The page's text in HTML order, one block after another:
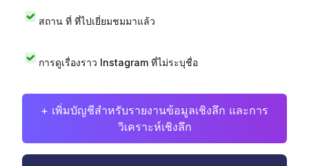
สถาน ที่ ที่ไปเยี่ยมชมมาแล้ว
การดูเรื่องราว Instagram ที่ไม่ระบุชื่อ
+ เพิ่มบัญชีสำหรับรายงานข้อมูลเชิงลึก และการ
วิเคราะห์เชิงลึก